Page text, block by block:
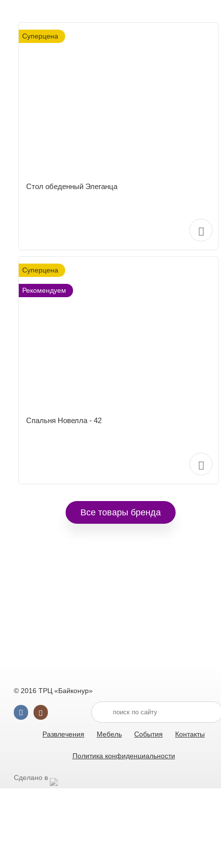
Суперцена
Стол обеденный Элеганца
Суперцена
Рекомендуем
Спальня Новелла - 42
Все товары бренда
© 2016 ТРЦ «Байконур»
Развлечения Мебель События Контакты
Политика конфиденциальности
Сделано в